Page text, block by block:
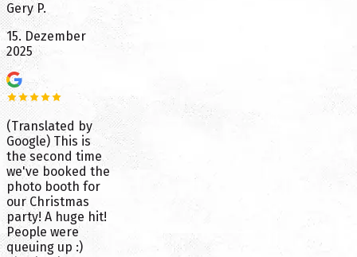
Gery P.
15. Dezember
2025
(Translated by
Google) This is
the second time
we've booked the
photo booth for
our Christmas
party! A huge hit!
People were
queuing up :)